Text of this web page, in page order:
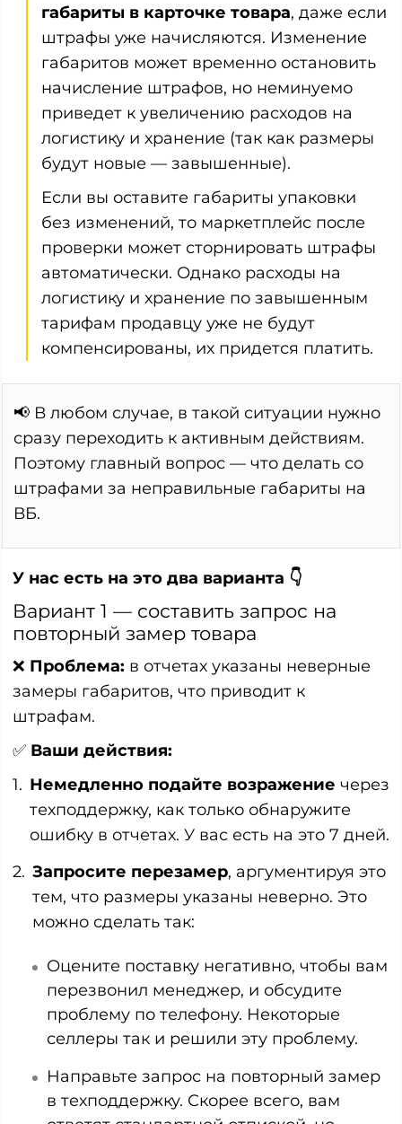
габариты в карточке товара, даже если
штрафы уже начисляются. Изменение
габаритов может временно остановить
начисление штрафов, но неминуемо
приведет к увеличению расходов на
логистику и хранение (так как размеры
будут новые — завышенные).
Если вы оставите габариты упаковки
без изменений, то маркетплейс после
проверки может сторнировать штрафы
автоматически. Однако расходы на
логистику и хранение по завышенным
тарифам продавцу уже не будут
компенсированы, их придется платить.
📢 В любом случае, в такой ситуации нужно
сразу переходить к активным действиям.
Поэтому главный вопрос — что делать со
штрафами за неправильные габариты на
ВБ.
У нас есть на это два варианта 👇
Вариант 1 — составить запрос на
повторный замер товара
❌ Проблема: в отчетах указаны неверные
замеры габаритов, что приводит к
штрафам.
✅ Ваши действия:
Немедленно подайте возражение через
техподдержку, как только обнаружите
ошибку в отчетах. У вас есть на это 7 дней.
Запросите перезамер, аргументируя это
тем, что размеры указаны неверно. Это
можно сделать так:
Оцените поставку негативно, чтобы вам
перезвонил менеджер, и обсудите
проблему по телефону. Некоторые
селлеры так и решили эту проблему.
Направьте запрос на повторный замер
в техподдержку. Скорее всего, вам